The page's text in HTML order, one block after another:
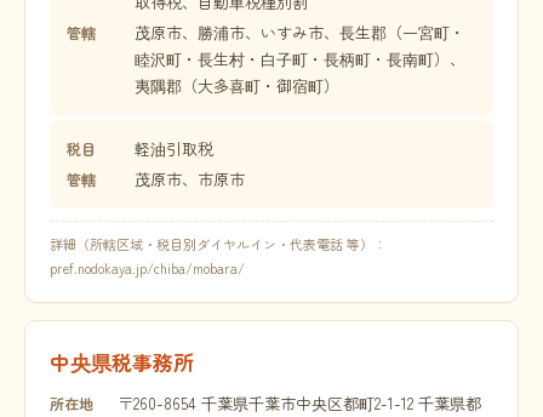
管轄
茂原市、勝浦市、いすみ市、長生郡（一宮町・
睦沢町・長生村・白子町・長柄町・長南町）、
夷隅郡（大多喜町・御宿町）
税目 軽油引取税
管轄 茂原市、市原市
詳細（所轄区域・税目別ダイヤルイン・代表電話 等）：
pref.nodokaya.jp/chiba/mobara/
中央県税事務所
所在地
〒260-8654 千葉県千葉市中央区都町2-1-12 千葉県都